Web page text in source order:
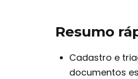
Resumo
Cadastro e
documentos